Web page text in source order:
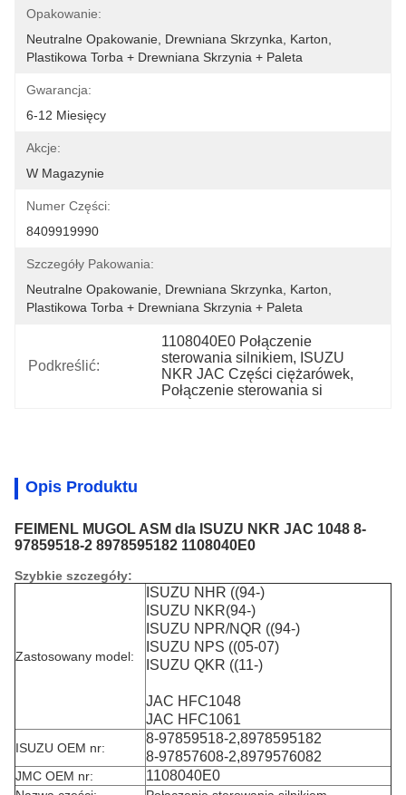
Opakowanie:
Neutralne Opakowanie, Drewniana Skrzynka, Karton,
Plastikowa Torba + Drewniana Skrzynia + Paleta
Gwarancja:
6-12 Miesięcy
Akcje:
W Magazynie
Numer Części:
8409919990
Szczegóły Pakowania:
Neutralne Opakowanie, Drewniana Skrzynka, Karton,
Plastikowa Torba + Drewniana Skrzynia + Paleta
Podkreślić:
1108040E0 Połączenie
sterowania silnikiem, ISUZU
NKR JAC Części ciężarówek,
Połączenie sterowania si
Opis Produktu
FEIMENL MUGOL ASM dla ISUZU NKR JAC 1048 8-
97859518-2 8978595182 1108040E0
Szybkie szczegóły:
Zastosowany model:
ISUZU NHR ((94-)
ISUZU NKR(94-)
ISUZU NPR/NQR ((94-)
ISUZU NPS ((05-07)
ISUZU QKR ((11-)
JAC HFC1048
JAC HFC1061
ISUZU OEM nr:
8-97859518-2,8978595182
8-97857608-2,8979576082
JMC OEM nr: 1108040E0